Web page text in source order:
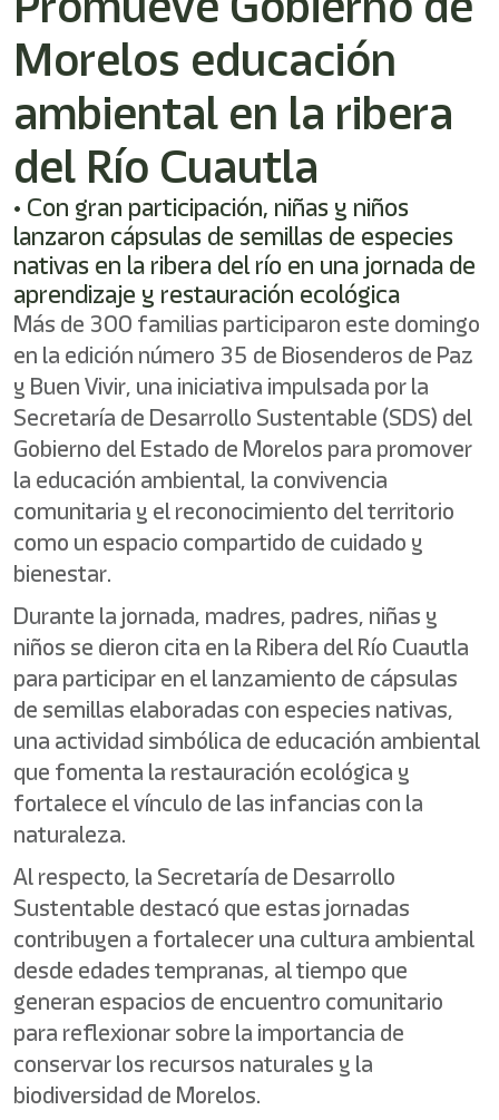
activates
the
screen
help
you
navigate
and
interact
with
the
content.
Morelos educación
ambiental en la ribera
del Río Cuautla
• Con gran participación, niñas y niños
lanzaron cápsulas de semillas de especies
nativas en la ribera del río en una jornada de
aprendizaje y restauración ecológica
Más de 300 familias participaron este domingo
en la edición número 35 de Biosenderos de Paz
y Buen Vivir, una iniciativa impulsada por la
Secretaría de Desarrollo Sustentable (SDS) del
Gobierno del Estado de Morelos para promover
la educación ambiental, la convivencia
comunitaria y el reconocimiento del territorio
como un espacio compartido de cuidado y
bienestar.
Durante la jornada, madres, padres, niñas y
niños se dieron cita en la Ribera del Río Cuautla
para participar en el lanzamiento de cápsulas
de semillas elaboradas con especies nativas,
una actividad simbólica de educación ambiental
que fomenta la restauración ecológica y
fortalece el vínculo de las infancias con la
naturaleza.
Al respecto, la Secretaría de Desarrollo
Sustentable destacó que estas jornadas
contribuyen a fortalecer una cultura ambiental
desde edades tempranas, al tiempo que
generan espacios de encuentro comunitario
para reflexionar sobre la importancia de
conservar los recursos naturales y la
biodiversidad de Morelos.